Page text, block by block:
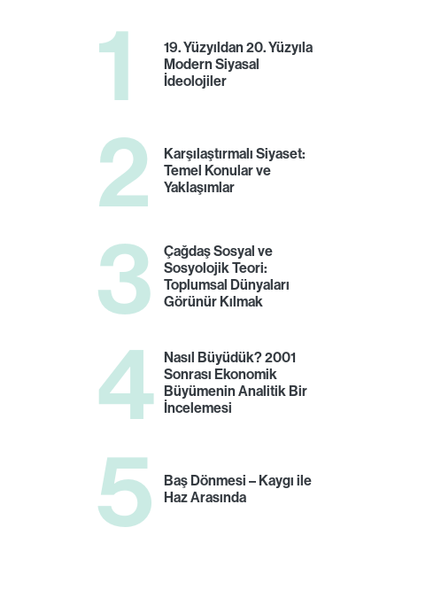
1
19. Yüzyıldan 20. Yüzyıla
Modern Siyasal
İdeolojiler
2
Karşılaştırmalı Siyaset:
Temel Konular ve
Yaklaşımlar
3
Çağdaş Sosyal ve
Sosyolojik Teori:
Toplumsal Dünyaları
Görünür Kılmak
4 Nasıl Büyüdük? 2001
Sonrası Ekonomik
Büyümenin Analitik Bir
İncelemesi
5
Baş Dönmesi – Kaygı ile
Haz Arasında